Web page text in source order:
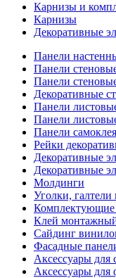
Карнизы и
Карнизы
Декоративные
Панели
Панели
Панели
Декоративные
Панели
Панели
Панели
Рейки
Декоративные
Декоративные
Молдинги
Уголки,
Комплектующие
Клей
Сайдинг
Фасадные
Аксессуары для
Аксессуары для